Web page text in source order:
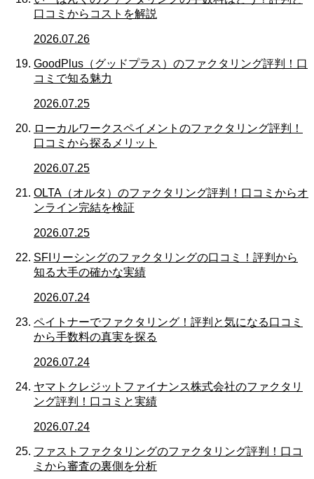
口コミからコストを解説
2026.07.26
GoodPlus（グッドプラス）のファクタリング評判！口
コミで知る魅力
2026.07.25
ローカルワークスペイメントのファクタリング評判！
口コミから探るメリット
2026.07.25
OLTA（オルタ）のファクタリング評判！口コミからオ
ンライン完結を検証
2026.07.25
SFIリーシングのファクタリングの口コミ！評判から
知る大手の確かな実績
2026.07.24
ペイトナーでファクタリング！評判と気になる口コミ
から手数料の真実を探る
2026.07.24
ヤマトクレジットファイナンス株式会社のファクタリ
ング評判！口コミと実績
2026.07.24
ファストファクタリングのファクタリング評判！口コ
ミから審査の裏側を分析